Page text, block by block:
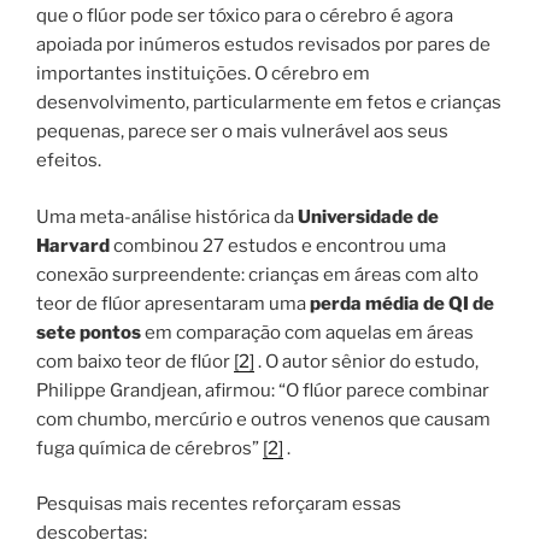
que o flúor pode ser tóxico para o cérebro é agora
apoiada por inúmeros estudos revisados ​​por pares de
importantes instituições. O cérebro em
desenvolvimento, particularmente em fetos e crianças
pequenas, parece ser o mais vulnerável aos seus
efeitos.
Uma meta-análise histórica daUniversidade de
Harvardcombinou 27 estudos e encontrou uma
conexão surpreendente: crianças em áreas com alto
teor de flúor apresentaram umaperda média de QI de
sete pontosem comparação com aquelas em áreas
com baixo teor de flúor [2] . O autor sênior do estudo,
Philippe Grandjean, afirmou: “O flúor parece combinar
com chumbo, mercúrio e outros venenos que causam
fuga química de cérebros” [2] .
Pesquisas mais recentes reforçaram essas
descobertas: